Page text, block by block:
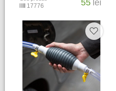
17776 55 lei